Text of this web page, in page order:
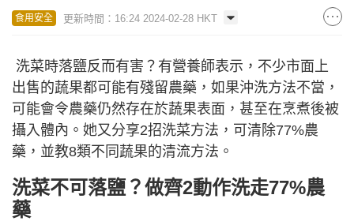
食用安全 更新時間：16:24 2024-02-28 HKT
洗菜時落鹽反而有害？有營養師表示，不少市面上
出售的蔬果都可能有殘留農藥，如果沖洗方法不當，
可能會令農藥仍然存在於蔬果表面，甚至在烹煮後被
攝入體內。她又分享2招洗菜方法，可清除77%農
藥，並教8類不同蔬果的清流方法。
洗菜不可落鹽？做齊2動作洗走77%農
藥